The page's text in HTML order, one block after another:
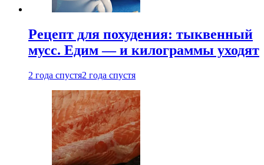
Рецепт для похудения: тыквенный
мусс. Едим — и килограммы уходят
2 года спустя2 года спустя